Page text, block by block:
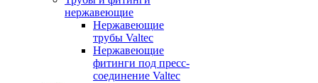
нержавеющие
Нержавеющие
трубы Valtec
Нержавеющие
фитинги под пресс-
соединение Valtec